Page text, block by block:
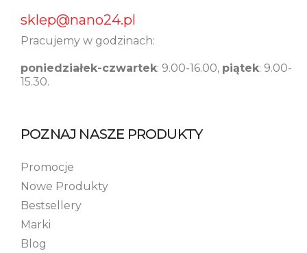
sklep@nano24.pl
Pracujemy w godzinach:
poniedziałek-czwartek: 9.00-16.00, piątek: 9.00-
15.30.
POZNAJ NASZE PRODUKTY
Promocje
Nowe Produkty
Bestsellery
Marki
Blog